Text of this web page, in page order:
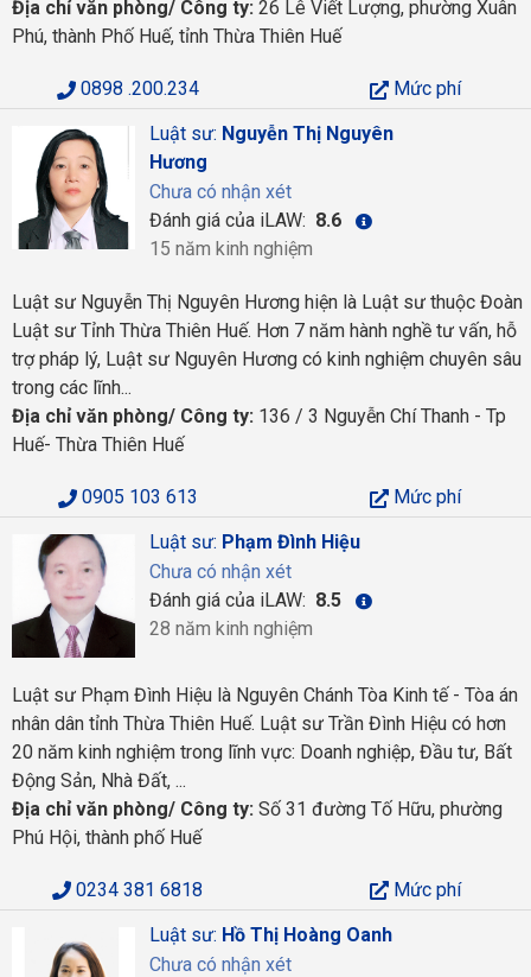
Địa chỉ văn phòng/ Công ty: 26 Lê Viết Lượng, phường Xuân
Phú, thành Phố Huế, tỉnh Thừa Thiên Huế
0898 .200.234
Mức phí
Luật sư: Nguyễn Thị Nguyên
Hương
Chưa có nhận xét
Đánh giá của iLAW: 8.6
15 năm kinh nghiệm
Luật sư Nguyễn Thị Nguyên Hương hiện là Luật sư thuộc Đoàn
Luật sư Tỉnh Thừa Thiên Huế. Hơn 7 năm hành nghề tư vấn, hỗ
trợ pháp lý, Luật sư Nguyên Hương có kinh nghiệm chuyên sâu
trong các lĩnh...
Địa chỉ văn phòng/ Công ty: 136 / 3 Nguyễn Chí Thanh - Tp
Huế- Thừa Thiên Huế
0905 103 613
Mức phí
Luật sư: Phạm Đình Hiệu
Chưa có nhận xét
Đánh giá của iLAW: 8.5
28 năm kinh nghiệm
Luật sư Phạm Đình Hiệu là Nguyên Chánh Tòa Kinh tế - Tòa án
nhân dân tỉnh Thừa Thiên Huế. Luật sư Trần Đình Hiệu có hơn
20 năm kinh nghiệm trong lĩnh vực: Doanh nghiệp, Đầu tư, Bất
Động Sản, Nhà Đất, ...
Địa chỉ văn phòng/ Công ty: Số 31 đường Tố Hữu, phường
Phú Hội, thành phố Huế
0234 381 6818
Mức phí
Luật sư: Hồ Thị Hoàng Oanh
Chưa có nhận xét